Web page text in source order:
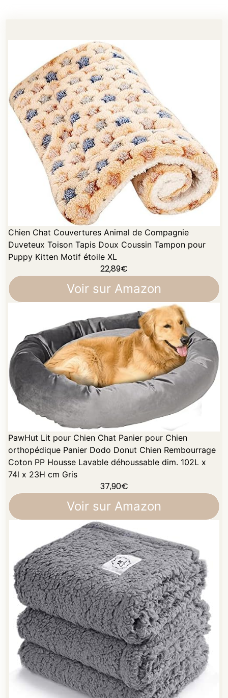
Chien Chat Couvertures Animal de Compagnie
Duveteux Toison Tapis Doux Coussin Tampon pour
Puppy Kitten Motif étoile XL
22,89€
Voir sur Amazon
PawHut Lit pour Chien Chat Panier pour Chien
orthopédique Panier Dodo Donut Chien Rembourrage
Coton PP Housse Lavable déhoussable dim. 102L x
74l x 23H cm Gris
37,90€
Voir sur Amazon